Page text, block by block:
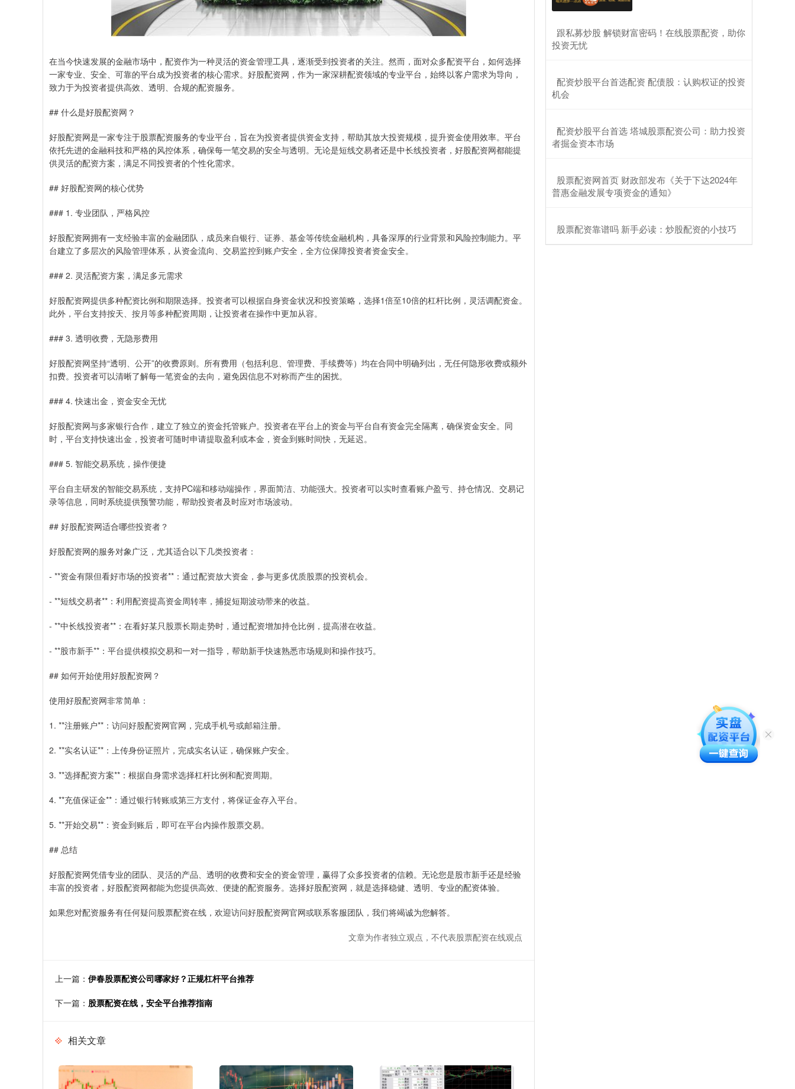
在当今快速发展的金融市场中，配资作为一种灵活的资金管理工具，逐渐受到投资者的关注。然而，面对众多配资平台，如何选择
一家专业、安全、可靠的平台成为投资者的核心需求。好股配资网，作为一家深耕配资领域的专业平台，始终以客户需求为导向，
致力于为投资者提供高效、透明、合规的配资服务。
## 什么是好股配资网？
好股配资网是一家专注于股票配资服务的专业平台，旨在为投资者提供资金支持，帮助其放大投资规模，提升资金使用效率。平台
依托先进的金融科技和严格的风控体系，确保每一笔交易的安全与透明。无论是短线交易者还是中长线投资者，好股配资网都能提
供灵活的配资方案，满足不同投资者的个性化需求。
## 好股配资网的核心优势
### 1. 专业团队，严格风控
好股配资网拥有一支经验丰富的金融团队，成员来自银行、证券、基金等传统金融机构，具备深厚的行业背景和风险控制能力。平
台建立了多层次的风险管理体系，从资金流向、交易监控到账户安全，全方位保障投资者资金安全。
### 2. 灵活配资方案，满足多元需求
好股配资网提供多种配资比例和期限选择。投资者可以根据自身资金状况和投资策略，选择1倍至10倍的杠杆比例，灵活调配资金。
此外，平台支持按天、按月等多种配资周期，让投资者在操作中更加从容。
### 3. 透明收费，无隐形费用
好股配资网坚持“透明、公开”的收费原则。所有费用（包括利息、管理费、手续费等）均在合同中明确列出，无任何隐形收费或额外
扣费。投资者可以清晰了解每一笔资金的去向，避免因信息不对称而产生的困扰。
### 4. 快速出金，资金安全无忧
好股配资网与多家银行合作，建立了独立的资金托管账户。投资者在平台上的资金与平台自有资金完全隔离，确保资金安全。同
时，平台支持快速出金，投资者可随时申请提取盈利或本金，资金到账时间快，无延迟。
### 5. 智能交易系统，操作便捷
平台自主研发的智能交易系统，支持PC端和移动端操作，界面简洁、功能强大。投资者可以实时查看账户盈亏、持仓情况、交易记
录等信息，同时系统提供预警功能，帮助投资者及时应对市场波动。
## 好股配资网适合哪些投资者？
好股配资网的服务对象广泛，尤其适合以下几类投资者：
- **资金有限但看好市场的投资者**：通过配资放大资金，参与更多优质股票的投资机会。
- **短线交易者**：利用配资提高资金周转率，捕捉短期波动带来的收益。
- **中长线投资者**：在看好某只股票长期走势时，通过配资增加持仓比例，提高潜在收益。
- **股市新手**：平台提供模拟交易和一对一指导，帮助新手快速熟悉市场规则和操作技巧。
## 如何开始使用好股配资网？
使用好股配资网非常简单：
1. **注册账户**：访问好股配资网官网，完成手机号或邮箱注册。
2. **实名认证**：上传身份证照片，完成实名认证，确保账户安全。
3. **选择配资方案**：根据自身需求选择杠杆比例和配资周期。
4. **充值保证金**：通过银行转账或第三方支付，将保证金存入平台。
5. **开始交易**：资金到账后，即可在平台内操作股票交易。
## 总结
好股配资网凭借专业的团队、灵活的产品、透明的收费和安全的资金管理，赢得了众多投资者的信赖。无论您是股市新手还是经验
丰富的投资者，好股配资网都能为您提供高效、便捷的配资服务。选择好股配资网，就是选择稳健、透明、专业的配资体验。
如果您对配资服务有任何疑问股票配资在线，欢迎访问好股配资网官网或联系客服团队，我们将竭诚为您解答。
文章为作者独立观点，不代表股票配资在线观点
上一篇： 伊春股票配资公司哪家好？正规杠杆平台推荐
下一篇： 股票配资在线，安全平台推荐指南
相关文章
​跟私募炒股 解锁财富密码！在线股票配资，助你
投资无忧
​配资炒股平台首选配资 配债股：认购权证的投资
机会
​配资炒股平台首选 塔城股票配资公司：助力投资
者掘金资本市场
​股票配资网首页 财政部发布《关于下达2024年
普惠金融发展专项资金的通知》
​股票配资靠谱吗 新手必读：炒股配资的小技巧